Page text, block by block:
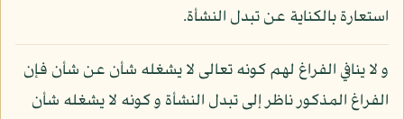
استعارة بالكناية عن تبدل النشأة.
و لا ينافي الفراغ لهم كونه تعالى لا يشغله شأن عن شأن فإن
الفراغ المذكور ناظر إلى تبدل النشأة و كونه لا يشغله شأن